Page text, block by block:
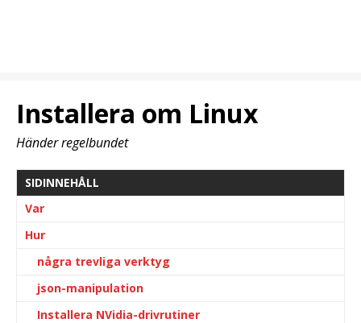
Installera om Linux
Händer regelbundet
SIDINNEHÅLL
Var
Hur
några trevliga verktyg
json-manipulation
Installera NVidia-drivrutiner